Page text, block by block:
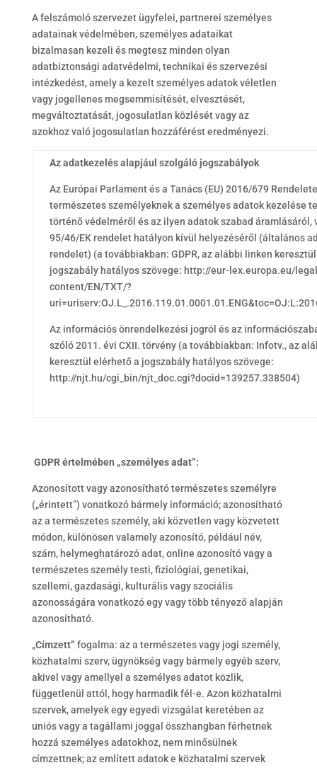
A felszámoló szervezet ügyfelei, partnerei személyes
adatainak védelmében, személyes adataikat
bizalmasan kezeli és megtesz minden olyan
adatbiztonsági adatvédelmi, technikai és szervezési
intézkedést, amely a kezelt személyes adatok véletlen
vagy jogellenes megsemmisítését, elvesztését,
megváltoztatását, jogosulatlan közlését vagy az
azokhoz való jogosulatlan hozzáférést eredményezi.
Az adatkezelés alapjául szolgáló jogszabályok
Az Európai Parlament és a Tanács (EU) 2016/679
természetes személyeknek a személyes adatok kezelése
történő védelméről és az ilyen adatok szabad áramlásáról,
95/46/EK rendelet hatályon kívül helyezéséről (általános
rendelet) (a továbbiakban: GDPR, az alábbi linken
jogszabály hatályos szövege: http://eur-lex.europa.eu/
content/EN/TXT/?
Az információs önrendelkezési jogról és az
szóló 2011. évi CXII. törvény (a továbbiakban: Infotv., az
keresztül elérhető a jogszabály hatályos szövege:
http://njt.hu/cgi_bin/njt_doc.cgi?docid=139257.338504)
GDPR értelmében „személyes adat”:
Azonosított vagy azonosítható természetes személyre
(„érintett”) vonatkozó bármely információ; azonosítható
az a természetes személy, aki közvetlen vagy közvetett
módon, különösen valamely azonosító, például név,
szám, helymeghatározó adat, online azonosító vagy a
természetes személy testi, fiziológiai, genetikai,
szellemi, gazdasági, kulturális vagy szociális
azonosságára vonatkozó egy vagy több tényező alapján
azonosítható.
„Címzett” fogalma: az a természetes vagy jogi személy,
közhatalmi szerv, ügynökség vagy bármely egyéb szerv,
akivel vagy amellyel a személyes adatot közlik,
függetlenül attól, hogy harmadik fél-e. Azon közhatalmi
szervek, amelyek egy egyedi vizsgálat keretében az
uniós vagy a tagállami joggal összhangban férhetnek
hozzá személyes adatokhoz, nem minősülnek
címzettnek; az említett adatok e közhatalmi szervek